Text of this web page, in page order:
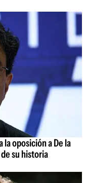
oposición a De la
su historia